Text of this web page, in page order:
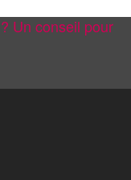
Un conseil pour